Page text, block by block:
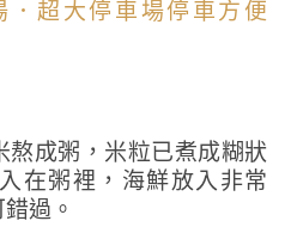
熬成粥，米粒已煮成糊狀
在粥裡，海鮮放入非常
過。